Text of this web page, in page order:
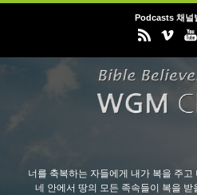
Podcasts 채널
너를 축복하는 자들에게 내가 복을 주
네 안에서 땅의 모든 족속들이 복을